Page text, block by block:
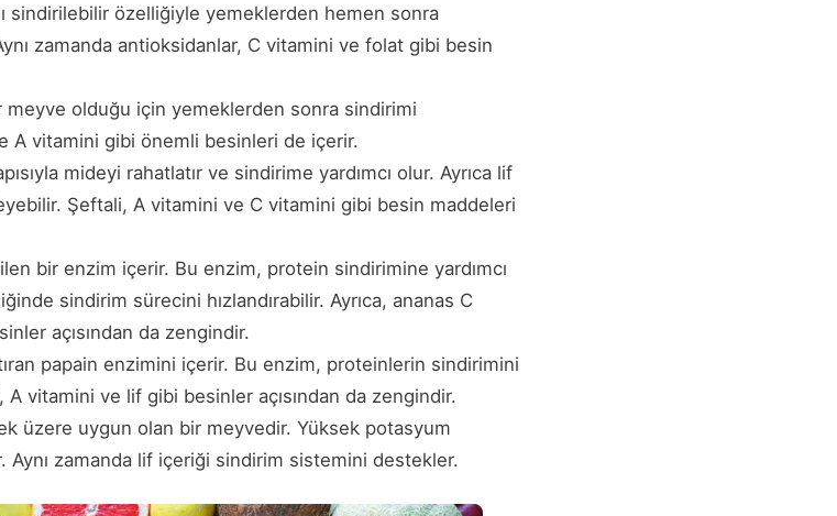
sindirilebilir özelliğiyle yemeklerden hemen sonra
zamanda antioksidanlar, C vitamini ve folat gibi besin
olduğu için yemeklerden sonra sindirimi
A vitamini gibi önemli besinleri de içerir.
mideyi rahatlatır ve sindirime yardımcı olur. Ayrıca lif
Şeftali, A vitamini ve C vitamini gibi besin maddeleri
bir enzim içerir. Bu enzim, protein sindirimine yardımcı
sindirim sürecini hızlandırabilir. Ayrıca, ananas C
açısından da zengindir.
papain enzimini içerir. Bu enzim, proteinlerin sindirimini
vitamini ve lif gibi besinler açısından da zengindir.
üzere uygun olan bir meyvedir. Yüksek potasyum
zamanda lif içeriği sindirim sistemini destekler.